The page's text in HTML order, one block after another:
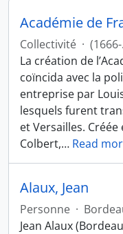
Académie de
Collectivité ·
La création de
coïncida avec la
entreprise par
lesquels furent
et Versailles.
Colbert,… Read
Alaux, Jean
Personne ·
Jean Alaux